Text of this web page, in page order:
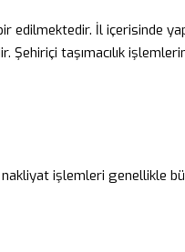
İl içerisinde
taşımacılık
işlemleri genellikle